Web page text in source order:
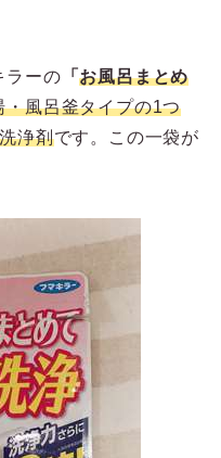
ラーの 「お風呂まとめ
・風呂釜タイプの1つ
浄剤です。この一袋が